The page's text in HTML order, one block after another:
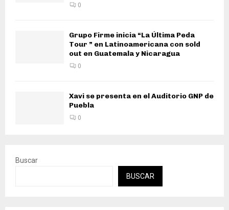
0
Grupo Firme inicia “La Última Peda
Tour ” en Latinoamericana con sold
out en Guatemala y Nicaragua
0
Xavi se presenta en el Auditorio GNP de
Puebla
0
Buscar
BUSCAR